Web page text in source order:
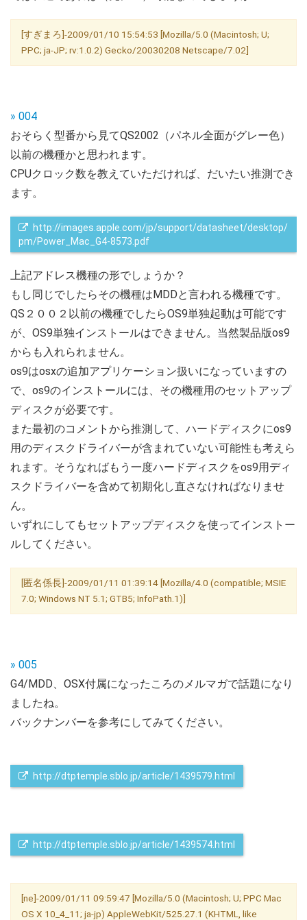
[すぎまろ]-2009/01/10 15:54:53 [Mozilla/5.0 (Macintosh; U;
PPC; ja-JP; rv:1.0.2) Gecko/20030208 Netscape/7.02]
» 004
おそらく型番から見てQS2002（パネル全面がグレー色）
以前の機種かと思われます。
CPUクロック数を教えていただければ、だいたい推測でき
ます。
http://images.apple.com/jp/support/datasheet/desktop/
pm/Power_Mac_G4-8573.pdf
上記アドレス機種の形でしょうか？
もし同じでしたらその機種はMDDと言われる機種です。
QS２００２以前の機種でしたらOS9単独起動は可能です
が、OS9単独インストールはできません。当然製品版os9
からも入れられません。
os9はosxの追加アプリケーション扱いになっていますの
で、os9のインストールには、その機種用のセットアップ
ディスクが必要です。
また最初のコメントから推測して、ハードディスクにos9
用のディスクドライバーが含まれていない可能性も考えら
れます。そうなればもう一度ハードディスクをos9用ディ
スクドライバーを含めて初期化し直さなければなりませ
ん。
いずれにしてもセットアップディスクを使ってインストー
ルしてください。
[匿名係長]-2009/01/11 01:39:14 [Mozilla/4.0 (compatible; MSIE
7.0; Windows NT 5.1; GTB5; InfoPath.1)]
» 005
G4/MDD、OSX付属になったころのメルマガで話題になり
ましたね。
バックナンバーを参考にしてみてください。
http://dtptemple.sblo.jp/article/1439579.html
http://dtptemple.sblo.jp/article/1439574.html
[ne]-2009/01/11 09:59:47 [Mozilla/5.0 (Macintosh; U; PPC Mac
OS X 10_4_11; ja-jp) AppleWebKit/525.27.1 (KHTML, like